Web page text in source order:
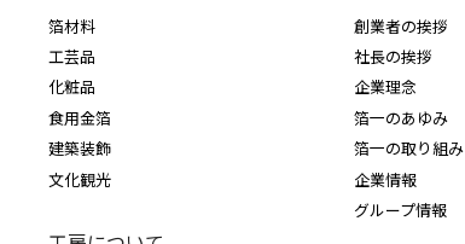
箔材料
工芸品
化粧品
食用金箔
建築装飾
文化観光
創業者の挨拶
社長の挨拶
企業理念
箔一のあゆみ
箔一の取り組み
企業情報
グループ情報